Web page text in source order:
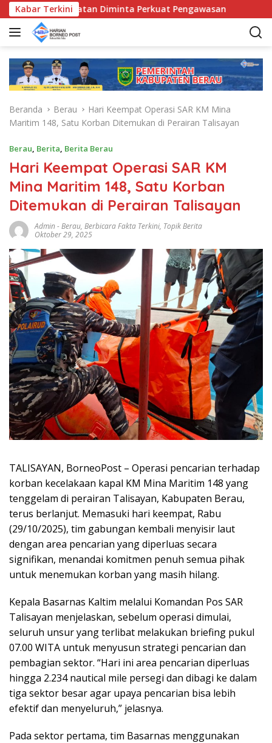
a
Kabar Terkini
Kecamatan Diminta Perkuat Pengawasan Pemkab
Beranda Berau
Hari Keempat Operasi SAR KM Mina
Maritim 148, Satu Korban Ditemukan di Perairan Talisayan
Berau, Berita, Berita Berau
Hari Keempat Operasi SAR KM
Mina Maritim 148, Satu Korban
Ditemukan di Perairan Talisayan
Admin-Berau, Berbicara Fakta Terkini, Topik Berita
Oktober 29, 2025
TALISAYAN, BorneoPost – Operasi pencarian terhadap
korban kecelakaan kapal KM Mina Maritim 148 yang
tenggelam di perairan Talisayan, Kabupaten Berau,
terus berlanjut. Memasuki hari keempat, Rabu
(29/10/2025), tim gabungan kembali menyisir laut
dengan area pencarian yang diperluas secara
signifikan, menandai komitmen penuh semua pihak
untuk menemukan korban yang masih hilang.
Kepala Basarnas Kaltim melalui Komandan Pos SAR
Talisayan menjelaskan, sebelum operasi dimulai,
seluruh unsur yang terlibat melakukan briefing pukul
07.00 WITA untuk menyusun strategi pencarian dan
pembagian sektor. “Hari ini area pencarian diperluas
hingga 2.234 nautical mile persegi dan dibagi ke dalam
tiga sektor besar agar upaya pencarian bisa lebih
efektif dan menyeluruh,” jelasnya.
Pada sektor pertama, tim Basarnas menggunakan